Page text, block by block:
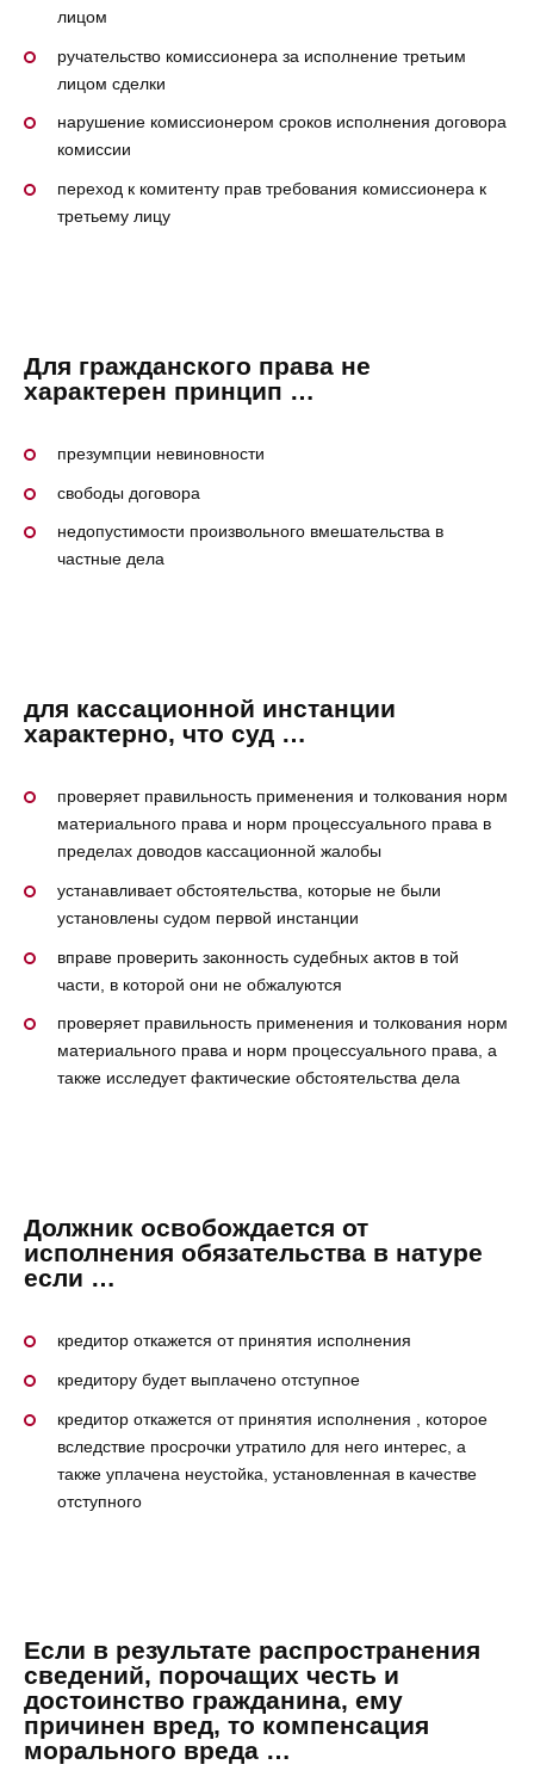
лицом
ручательство комиссионера за исполнение третьим
лицом сделки
нарушение комиссионером сроков исполнения договора
комиссии
переход к комитенту прав требования комиссионера к
третьему лицу
Для гражданского права не
характерен принцип …
презумпции невиновности
свободы договора
недопустимости произвольного вмешательства в
частные дела
для кассационной инстанции
характерно, что суд …
проверяет правильность применения и толкования норм
материального права и норм процессуального права в
пределах доводов кассационной жалобы
устанавливает обстоятельства, которые не были
установлены судом первой инстанции
вправе проверить законность судебных актов в той
части, в которой они не обжалуются
проверяет правильность применения и толкования норм
материального права и норм процессуального права, а
также исследует фактические обстоятельства дела
Должник освобождается от
исполнения обязательства в натуре
если …
кредитор откажется от принятия исполнения
кредитору будет выплачено отступное
кредитор откажется от принятия исполнения , которое
вследствие просрочки утратило для него интерес, а
также уплачена неустойка, установленная в качестве
отступного
Если в результате распространения
сведений, порочащих честь и
достоинство гражданина, ему
причинен вред, то компенсация
морального вреда …